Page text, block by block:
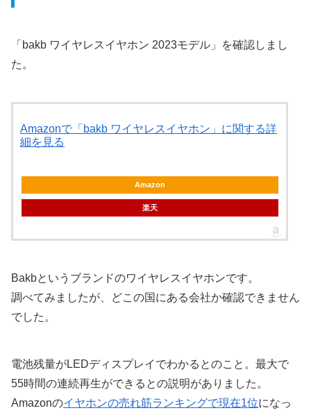
「bakb ワイヤレスイヤホン 2023モデル」を確認しまし
た。
Amazonで「bakb ワイヤレスイヤホン」に関する詳
細を見る
Amazon
楽天
Bakbというブランドのワイヤレスイヤホンです。
調べてみましたが、どこの国にある会社か確認できません
でした。
電池残量がLEDディスプレイでわかるとのこと。最大で
55時間の連続再生ができるとの説明がありました。
Amazonのイヤホンの売れ筋ランキングで現在1位になっ